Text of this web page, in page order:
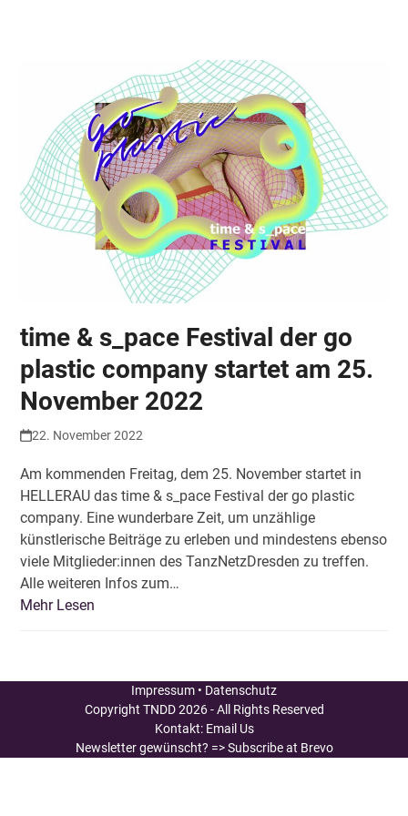
time & s_pace Festival der go
plastic company startet am 25.
November 2022
22. November 2022
Am kommenden Freitag, dem 25. November startet in
HELLERAU das time & s_pace Festival der go plastic
company. Eine wunderbare Zeit, um unzählige
künstlerische Beiträge zu erleben und mindestens ebenso
viele Mitglieder:innen des TanzNetzDresden zu treffen.
Alle weiteren Infos zum…
Mehr Lesen
Impressum • Datenschutz
Copyright TNDD2026 - All Rights Reserved
Kontakt: Email Us
Newsletter gewünscht? => Subscribe at Brevo